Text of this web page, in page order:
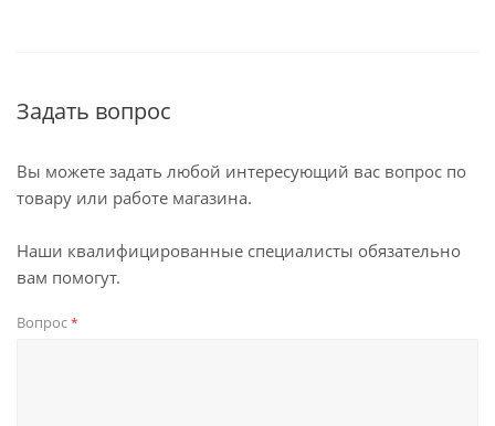
Задать вопрос
Вы можете задать любой интересующий вас вопрос по
товару или работе магазина.
Наши квалифицированные специалисты обязательно
вам помогут.
Вопрос*